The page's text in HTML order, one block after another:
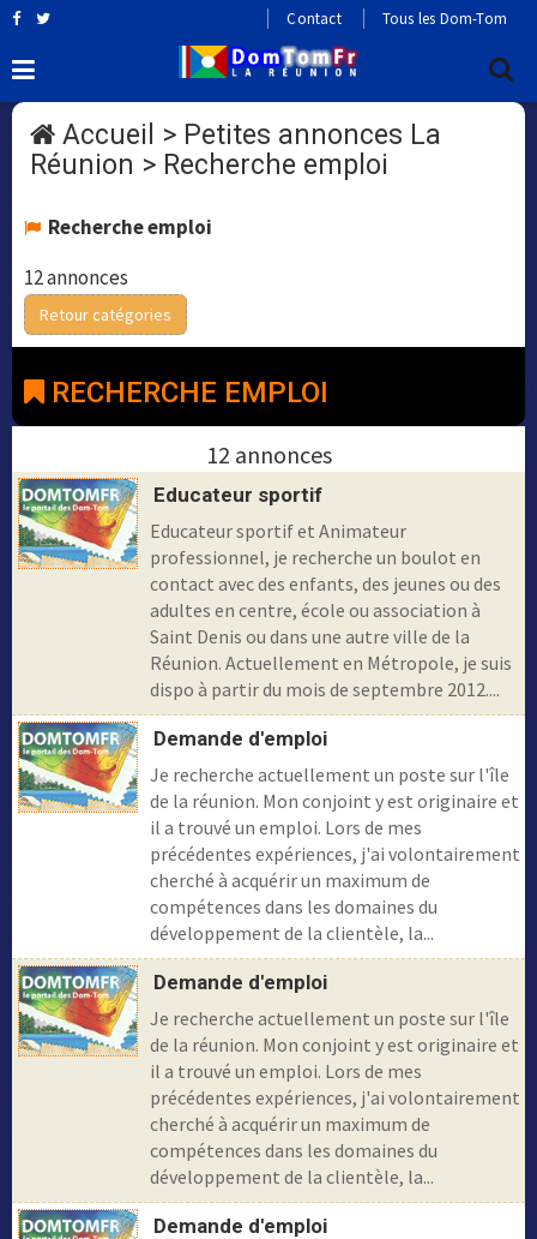
Contact Tous les Dom-Tom
Accueil > Petites annonces La
Réunion > Recherche emploi
Recherche emploi
12 annonces
Retour catégories
RECHERCHE EMPLOI
12 annonces
Educateur sportif
Educateur sportif et Animateur
professionnel, je recherche un boulot en
contact avec des enfants, des jeunes ou des
adultes en centre, école ou association à
Saint Denis ou dans une autre ville de la
Réunion. Actuellement en Métropole, je suis
dispo à partir du mois de septembre 2012....
Demande d'emploi
Je recherche actuellement un poste sur l'île
de la réunion. Mon conjoint y est originaire et
il a trouvé un emploi. Lors de mes
précédentes expériences, j'ai volontairement
cherché à acquérir un maximum de
compétences dans les domaines du
développement de la clientèle, la...
Demande d'emploi
Je recherche actuellement un poste sur l'île
de la réunion. Mon conjoint y est originaire et
il a trouvé un emploi. Lors de mes
précédentes expériences, j'ai volontairement
cherché à acquérir un maximum de
compétences dans les domaines du
développement de la clientèle, la...
Demande d'emploi